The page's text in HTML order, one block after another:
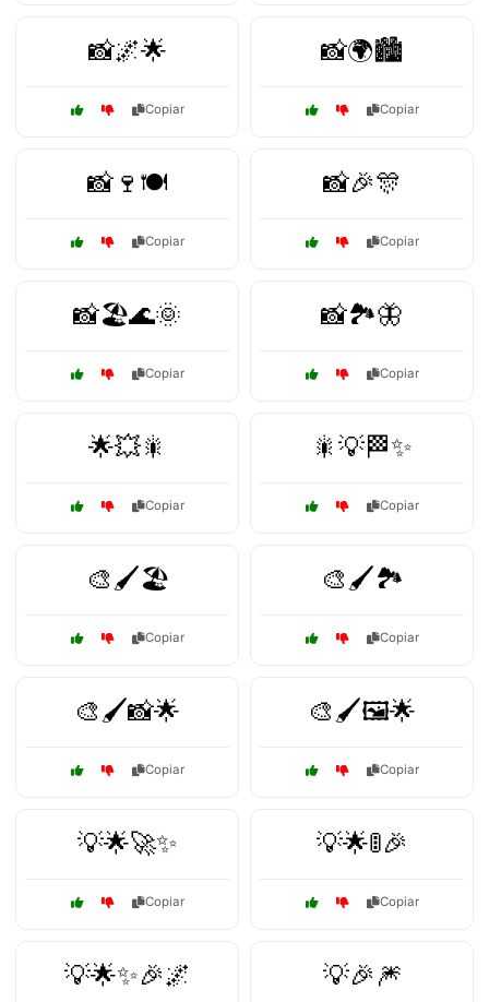
📸🌌🌟
Copiar
📸🌍🏙️
Copiar
📸🍷🍽️
Copiar
📸🎉🎊
Copiar
📸🏖️🌊🌞
Copiar
📸🏞️🦋
Copiar
🌟💥🎇
Copiar
🎇💡🏁✨
Copiar
🎨🖌️🏖️
Copiar
🎨🖌️🏞️
Copiar
🎨🖌️📸🌟
Copiar
🎨🖌️🖼️🌟
Copiar
💡🌟🚀✨
Copiar
💡🌟🚦🎉
Copiar
💡🌟✨🎉🌌 💡🎉🎆